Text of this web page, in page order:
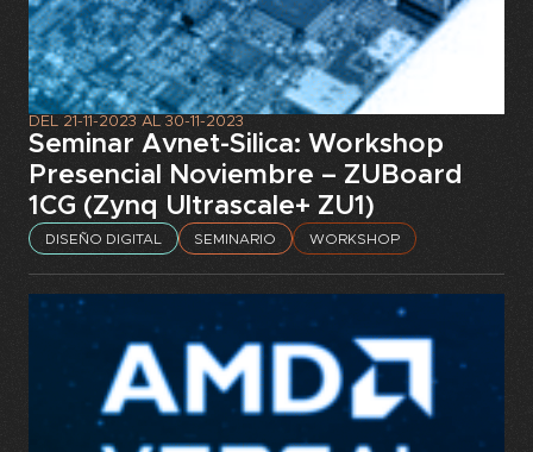
DEL 21-11-2023 AL 30-11-2023
Seminar Avnet-Silica: Workshop
Presencial Noviembre – ZUBoard
1CG (Zynq Ultrascale+ ZU1)
DISEÑO DIGITAL SEMINARIO WORKSHOP